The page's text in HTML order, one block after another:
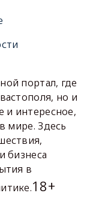
портал, где
но и
и интересное,
мире. Здесь
бизнеса
в
18+